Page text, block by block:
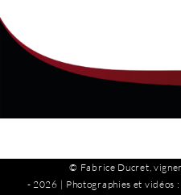
© Fabrice Ducret,
- 2026 | Photographies et vidéos